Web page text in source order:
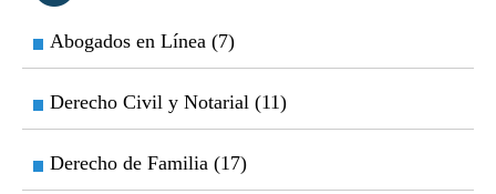
Abogados en Línea (7)
Derecho Civil y Notarial (11)
Derecho de Familia (17)